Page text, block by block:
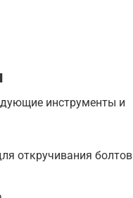
инструменты и
откручивания болтов